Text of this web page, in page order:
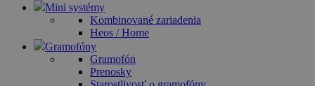
Mini systémy
Kombinované zariadenia
Heos / Home
Gramofóny
Gramofón
Prenosky